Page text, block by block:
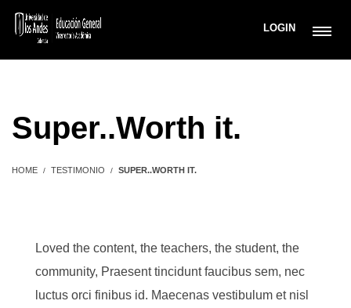
LOGIN
Super..Worth it.
HOME TESTIMONIO SUPER..WORTH IT.
Loved the content, the teachers, the student, the
community, Praesent tincidunt faucibus sem, nec
luctus orci finibus id. Maecenas vestibulum et nisl